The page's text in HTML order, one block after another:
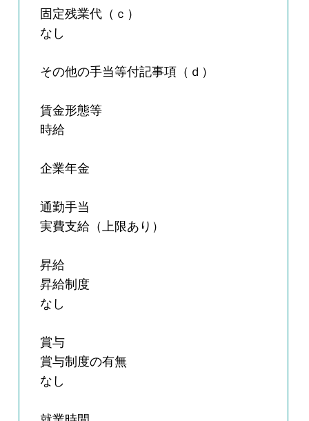
固定残業代（ｃ）
なし
その他の手当等付記事項（ｄ）
賃金形態等
時給
企業年金
通勤手当
実費支給（上限あり）
昇給
昇給制度
なし
賞与
賞与制度の有無
なし